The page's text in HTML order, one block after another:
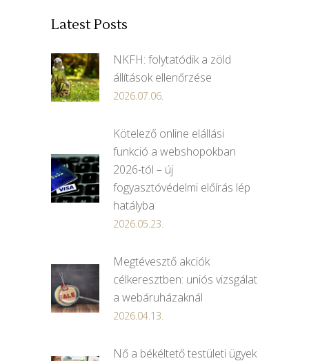
Latest Posts
NKFH: folytatódik a zöld
állítások ellenőrzése
2026.07.06.
Kötelező online elállási
funkció a webshopokban
2026-tól – új
fogyasztóvédelmi előírás lép
hatályba
2026.05.23.
Megtévesztő akciók
célkeresztben: uniós vizsgálat
a webáruházaknál
2026.04.13.
Nő a békéltető testületi ügyek